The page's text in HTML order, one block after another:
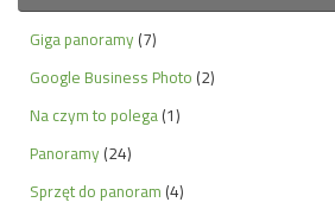
Giga panoramy (7)
Google Business Photo (2)
Na czym to polega (1)
Panoramy (24)
Sprzęt do panoram (4)